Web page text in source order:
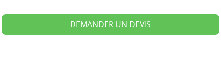
DEMANDER UN DEVIS